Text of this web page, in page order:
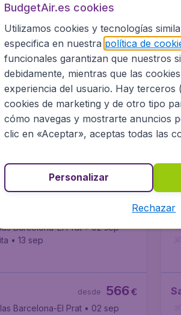
€
782
Barcelona-El Prat
sep
sep
Penang
Barcelona, Aeropuerto
Penang, Aeropuerto
Hallado hace 1 h •Qatar
€
Barcelona-El Prat • 02 sep
• 13 sep
€
566
desde
Barcelona-El Prat • 02 sep
BudgetAir.es cookies
Utilizamos cookies y tecnologías
especifica en nuestra política de
funcionales garantizan que nuestros
debidamente, mientras que las
experiencia del usuario. Hay terceros (
cookies de marketing y de otro tipo
cómo navegas y mostrarte anuncios
clic en «Aceptar», aceptas todas las
Personalizar
Rechazar